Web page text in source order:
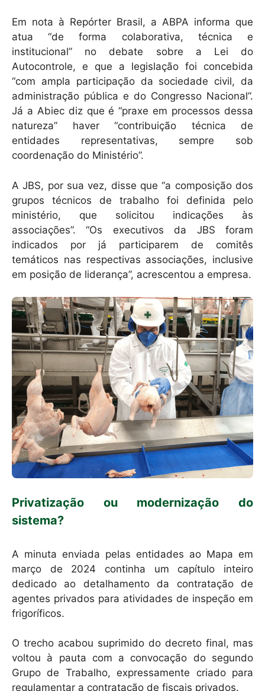
Em nota à Repórter Brasil, a ABPA informa que
atua “de forma colaborativa, técnica e
institucional” no debate sobre a Lei do
Autocontrole, e que a legislação foi concebida
“com ampla participação da sociedade civil, da
administração pública e do Congresso Nacional”.
Já a Abiec diz que é “praxe em processos dessa
natureza” haver “contribuição técnica de
entidades representativas, sempre sob
coordenação do Ministério”.
A JBS, por sua vez, disse que “a composição dos
grupos técnicos de trabalho foi definida pelo
ministério, que solicitou indicações às
associações”. “Os executivos da JBS foram
indicados por já participarem de comitês
temáticos nas respectivas associações, inclusive
em posição de liderança”, acrescentou a empresa.
Privatização ou modernização do
sistema?
A minuta enviada pelas entidades ao Mapa em
março de 2024 continha um capítulo inteiro
dedicado ao detalhamento da contratação de
agentes privados para atividades de inspeção em
frigoríficos.
O trecho acabou suprimido do decreto final, mas
voltou à pauta com a convocação do segundo
Grupo de Trabalho, expressamente criado para
regulamentar a contratação de fiscais privados.